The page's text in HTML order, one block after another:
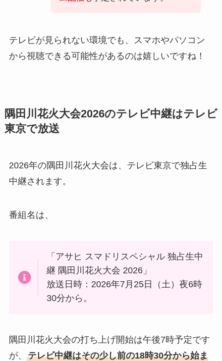
テレビが見られない環境でも、スマホやパソコン
から視聴できる可能性があるのは嬉しいですね！
隅田川花火大会2026のテレビ中継はテレビ
東京で放送
2026年の隅田川花火大会は、テレビ東京で独占生
中継されます。
番組名は、
「アサヒ スマドリスペシャル 独占生中
継 隅田川花火大会 2026」
放送日時：2026年7月25日（土）夜6時
30分から。
隅田川花火大会の打ち上げ開始は午後7時予定です
が、 テレビ中継はその少し前の18時30分から始ま